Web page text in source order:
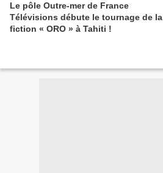
Le pôle Outre-mer de France
Télévisions débute le tournage de la
fiction « ORO » à Tahiti !